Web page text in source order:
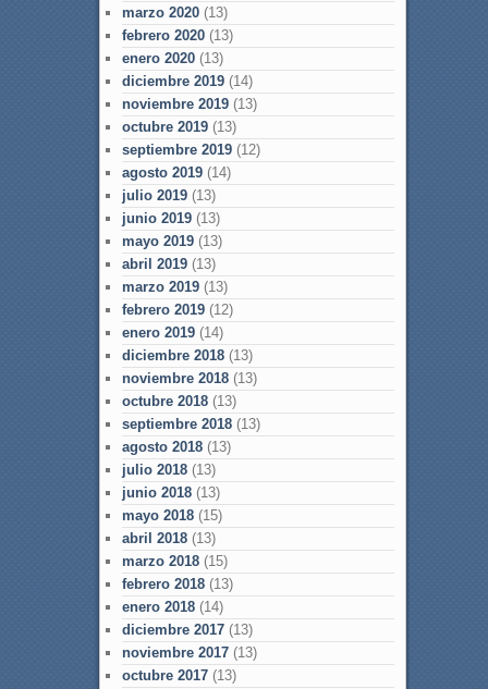
marzo 2020(13)
febrero 2020(13)
enero 2020(13)
diciembre 2019(14)
noviembre 2019(13)
octubre 2019(13)
septiembre 2019(12)
agosto 2019(14)
julio 2019(13)
junio 2019(13)
mayo 2019(13)
abril 2019(13)
marzo 2019(13)
febrero 2019(12)
enero 2019(14)
diciembre 2018(13)
noviembre 2018(13)
octubre 2018(13)
septiembre 2018(13)
agosto 2018(13)
julio 2018(13)
junio 2018(13)
mayo 2018(15)
abril 2018(13)
marzo 2018(15)
febrero 2018(13)
enero 2018(14)
diciembre 2017(13)
noviembre 2017(13)
octubre 2017(13)